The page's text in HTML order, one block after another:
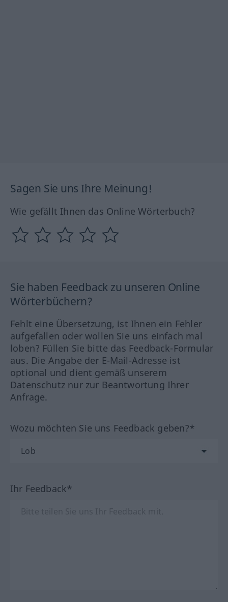
Sagen Sie uns Ihre Meinung!
Wie gefällt Ihnen das Online Wörterbuch?
Sie haben Feedback zu unseren Online
Wörterbüchern?
Fehlt eine Übersetzung, ist Ihnen ein Fehler
aufgefallen oder wollen Sie uns einfach mal
loben? Füllen Sie bitte das Feedback-Formular
aus. Die Angabe der E-Mail-Adresse ist
optional und dient gemäß unserem
Datenschutz nur zur Beantwortung Ihrer
Anfrage.
Wozu möchten Sie uns Feedback geben?*
Ihr Feedback*